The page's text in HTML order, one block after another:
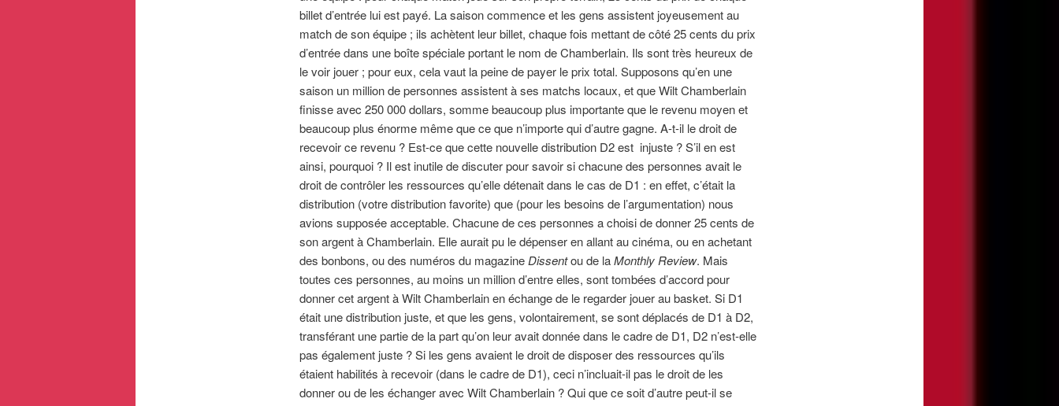
billet d’entrée lui est payé. La saison commence et les gens assistent joyeusement au
match de son équipe ; ils achètent leur billet, chaque fois mettant de côté 25 cents du prix
d’entrée dans une boîte spéciale portant le nom de Chamberlain. Ils sont très heureux de
le voir jouer ; pour eux, cela vaut la peine de payer le prix total. Supposons qu’en une
saison un million de personnes assistent à ses matchs locaux, et que Wilt Chamberlain
finisse avec 250 000 dollars, somme beaucoup plus importante que le revenu moyen et
beaucoup plus énorme même que ce que n’importe qui d’autre gagne. A-t-il le droit de
recevoir ce revenu ? Est-ce que cette nouvelle distribution D2est injuste ? S’il en est
ainsi, pourquoi ? Il est inutile de discuter pour savoir si chacune des personnes avait le
droit de contrôler les ressources qu’elle détenait dans le cas de D1 : en effet, c’était la
distribution (votre distribution favorite) que (pour les besoins de l’argumentation) nous
avions supposée acceptable. Chacune de ces personnes a choisi de donner 25 cents de
son argent à Chamberlain. Elle aurait pu le dépenser en allant au cinéma, ou en achetant
des bonbons, ou des numéros du magazine Dissentou de laMonthly Review. Mais
toutes ces personnes, au moins un million d’entre elles, sont tombées d’accord pour
donner cet argent à Wilt Chamberlain en échange de le regarder jouer au basket. Si D1
était une distribution juste, et que les gens, volontairement, se sont déplacés de D1 à D2,
transférant une partie de la part qu’on leur avait donnée dans le cadre de D1, D2n’est-elle
pas également juste ? Si les gens avaient le droit de disposer des ressources qu’ils
étaient habilités à recevoir (dans le cadre de D1), ceci n’incluait-il pas le droit de les
donner ou de les échanger avec Wilt Chamberlain ? Qui que ce soit d’autre peut-il se